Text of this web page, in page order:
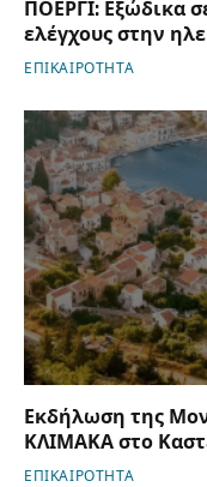
ΠΟΕΡΓΙ: Εξώδικα
ελέγχους στην
ΕΠΙΚΑΙΡΟΤΗΤΑ
Εκδήλωση της
ΚΛΙΜΑΚΑ στο
ΕΠΙΚΑΙΡΟΤΗΤΑ